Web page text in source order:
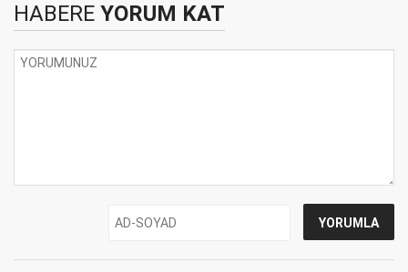
HABERE YORUM KAT